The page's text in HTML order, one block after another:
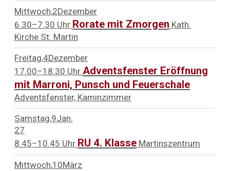
Mittwoch 2Dezember
6.30–7.30 Uhr Rorate mit Zmorgen Kath.
Kirche St. Martin
Freitag 4Dezember
17.00–18.30 Uhr Adventsfenster Eröffnung
mit Marroni, Punsch und Feuerschale
Adventsfenster, Kaminzimmer
Samstag 9Jan.
27
8.45–10.45 Uhr RU 4. Klasse Martinszentrum
Mittwoch 10März